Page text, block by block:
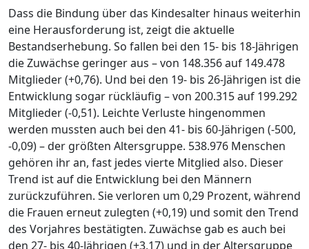
Dass die Bindung über das Kindesalter hinaus weiterhin
eine Herausforderung ist, zeigt die aktuelle
Bestandserhebung. So fallen bei den 15- bis 18-Jährigen
die Zuwächse geringer aus – von 148.356 auf 149.478
Mitglieder (+0,76). Und bei den 19- bis 26-Jährigen ist die
Entwicklung sogar rückläufig – von 200.315 auf 199.292
Mitglieder (-0,51). Leichte Verluste hingenommen
werden mussten auch bei den 41- bis 60-Jährigen (-500,
-0,09) – der größten Altersgruppe. 538.976 Menschen
gehören ihr an, fast jedes vierte Mitglied also. Dieser
Trend ist auf die Entwicklung bei den Männern
zurückzuführen. Sie verloren um 0,29 Prozent, während
die Frauen erneut zulegten (+0,19) und somit den Trend
des Vorjahres bestätigten. Zuwächse gab es auch bei
den 27- bis 40-Jährigen (+3,17) und in der Altersgruppe